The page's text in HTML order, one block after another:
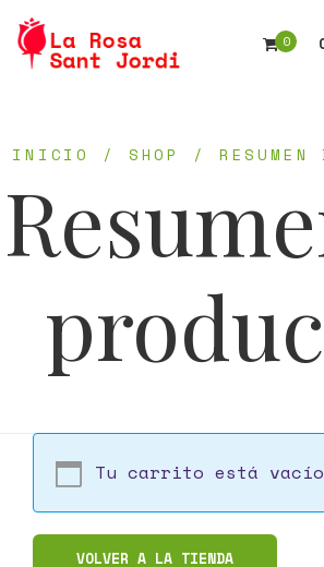
0
INICIO / SHOP / RESUMEN
Tu carrito está
VOLVER A LA TIENDA